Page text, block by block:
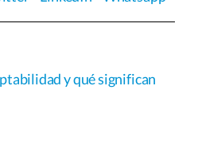
y qué significan